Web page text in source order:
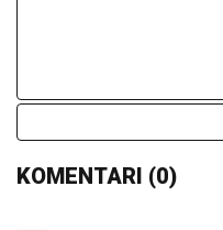
KOMENTARI (0)